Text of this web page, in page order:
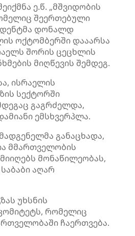
ე.წ. „მშვიდობის
შეერთებული
დონალდ
ოქტომბერში დააარსა
შორის ცეცხლის
მიღწევის შემდეგ.
ისრაელის
სექტორში
გაგრძელდა,
ემსხვერპლა.
განაცხადა,
მმართველობის
მონაწილეობას,
აღარ
უხსნის
რომელიც
ჩაერთვება.